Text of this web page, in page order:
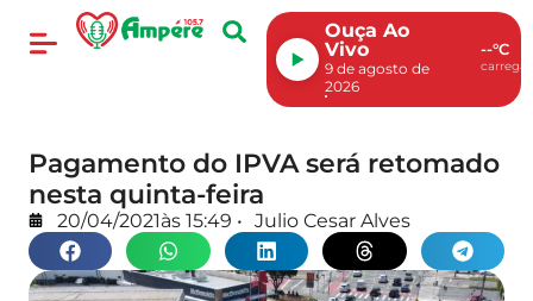
Ouça Ao
Vivo
9 de agosto de
2026
--°C
Pagamento do IPVA será retomado
nesta quinta-feira
20/04/2021às 15:49 • Julio Cesar Alves